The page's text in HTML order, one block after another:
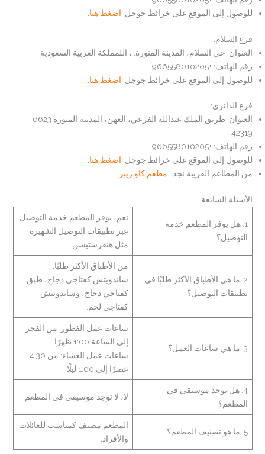
للوصول إلى الموقع على خرائط جوجل: اضغط هنا.
فرع السلام:
العنوان: حي السلام، المدينة المنورة. ، اللمملكة العربية السعودية
رقم الهاتف: +966558010205.
للوصول إلى الموقع على خرائط جوجل: اضغط هنا.
فرع الدائري:
العنوان: طريق الملك عبدالله الفرعي، العهن، المدينة المنورة 6623
42319
رقم الهاتف: +966558010205.
للوصول إلى الموقع على خرائط جوجل: اضغط هنا.
من المطاعم القريبة نجد : مطعم كاو ريبز
الأسئلة الشائعة
1. هل يوفر المطعم خدمة
التوصيل؟
نعم، يوفر المطعم خدمة التوصيل
عبر تطبيقات التوصيل الشهيرة
مثل هنقرستيشن.
2. ما هي الأطباق الأكثر طلبًا في
تطبيقات التوصيل؟
من الأطباق الأكثر طلبًا:
ساندويتش كفتاجي دجاج، طبق
كفتاجي دجاج، وساندويتش
كفتاجي لحم.
3. ما هي ساعات العمل؟
ساعات عمل الفطور: من الفجر
إلى الساعة 1:00 ظهرًا.
ساعات عمل العشاء: من 4:30
عصرًا إلى 1:00 ليلًا.
4. هل يوجد موسيقى في
المطعم؟
لا، لا توجد موسيقى في المطعم.
5. ما هو تصنيف المطعم؟
المطعم مصنف كمناسب للعائلات
والأفراد.